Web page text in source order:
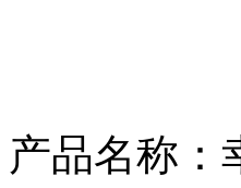
产品名称：